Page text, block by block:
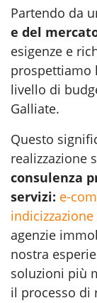
Partendo da
e del
esigenze e
prospettiamo
livello di
Galliate.
Questo
realizzazione
consulenza
servizi: e-
agenzie
nostra
soluzioni più
il processo di